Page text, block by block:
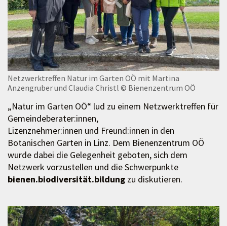
Netzwerktreffen Natur im Garten OÖ mit Martina
Anzengruber und Claudia Christl © Bienenzentrum OÖ
„Natur im Garten OÖ“ lud zu einem Netzwerktreffen für
Gemeindeberater:innen,
Lizenznehmer:innen und Freund:innen in den
Botanischen Garten in Linz. Dem Bienenzentrum OÖ
wurde dabei die Gelegenheit geboten, sich dem
Netzwerk vorzustellen und die Schwerpunkte
bienen.biodiversität.bildung zu diskutieren.